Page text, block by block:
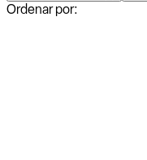
Ordenar por: